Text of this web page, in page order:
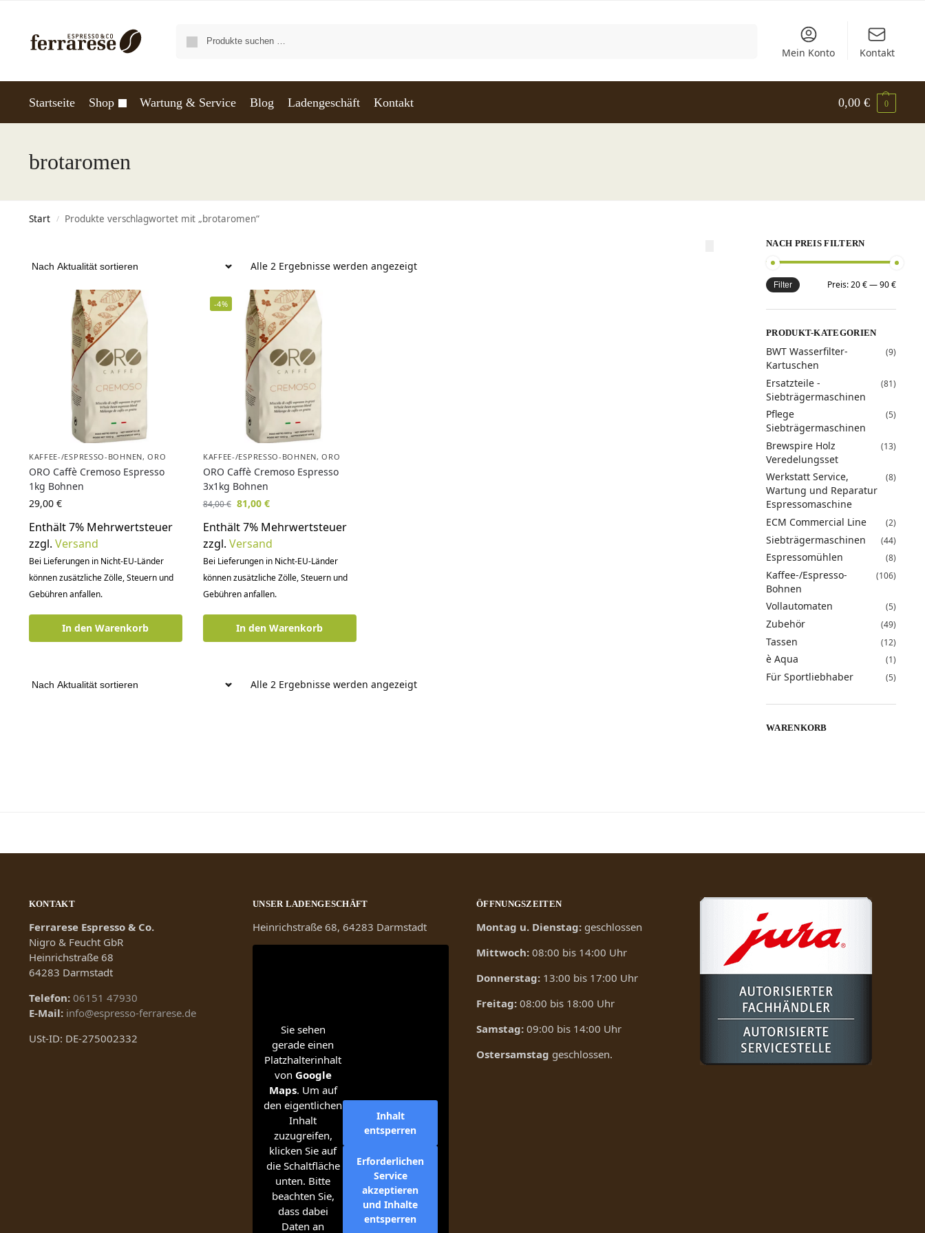
Mein Konto Kontakt
Startseite Shop Wartung & Service Blog Ladengeschäft Kontakt 0,00€ 0
brotaromen
Start / Produkte verschlagwortet mit „brotaromen“
Alle 2 Ergebnisse werden angezeigt
KAFFEE-/ESPRESSO-BOHNEN,ORO
ORO Caffè Cremoso Espresso
1kg Bohnen
29,00 €
Enthält 7% Mehrwertsteuer
zzgl. Versand
Bei Lieferungen in Nicht-EU-Länder
können zusätzliche Zölle, Steuern und
Gebühren anfallen.
In den Warenkorb
-4%
KAFFEE-/ESPRESSO-BOHNEN,ORO
ORO Caffè Cremoso Espresso
3x1kg Bohnen
84,00€ 81,00 €
Enthält 7% Mehrwertsteuer
zzgl. Versand
Bei Lieferungen in Nicht-EU-Länder
können zusätzliche Zölle, Steuern und
Gebühren anfallen.
In den Warenkorb
Alle 2 Ergebnisse werden angezeigt
NACH PREIS FILTERN
Filter Preis:20 €—90 €
PRODUKT-KATEGORIEN
BWT Wasserfilter-
Kartuschen
(9)
Ersatzteile -
Siebträgermaschinen
(81)
Pflege
Siebträgermaschinen
(5)
Brewspire Holz
Veredelungsset
(13)
Werkstatt Service,
Wartung und Reparatur
Espressomaschine
(8)
ECM Commercial Line (2)
Siebträgermaschinen (44)
Espressomühlen (8)
Kaffee-/Espresso-
Bohnen
(106)
Vollautomaten (5)
Zubehör (49)
Tassen (12)
è Aqua (1)
Für Sportliebhaber (5)
WARENKORB
KONTAKT
Ferrarese Espresso & Co.
Nigro & Feucht GbR
Heinrichstraße 68
64283 Darmstadt
Telefon: 06151 47930
E-Mail: info@espresso-ferrarese.de
USt-ID: DE-275002332
UNSER LADENGESCHÄFT
Heinrichstraße 68, 64283 Darmstadt
Sie sehen
gerade einen
Platzhalterinhalt
von Google
Maps. Um auf
den eigentlichen
Inhalt
zuzugreifen,
klicken Sie auf
die Schaltfläche
unten. Bitte
beachten Sie,
dass dabei
Daten an
Inhalt
entsperren
Erforderlichen
Service
akzeptieren
und Inhalte
entsperren
ÖFFNUNGSZEITEN
Montag u. Dienstag: geschlossen
Mittwoch: 08:00 bis 14:00 Uhr
Donnerstag: 13:00 bis 17:00 Uhr
Freitag: 08:00 bis 18:00 Uhr
Samstag: 09:00 bis 14:00 Uhr
Ostersamstag geschlossen.